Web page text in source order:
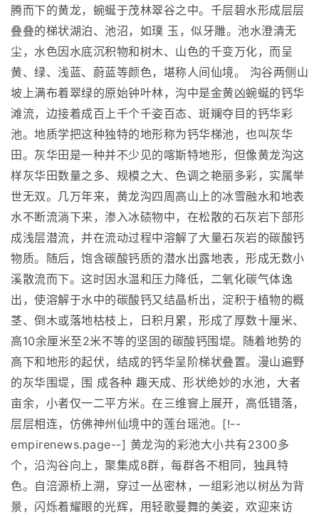
腾而下的黄龙，蜿蜒于茂林翠谷之中。千层碧水形成层层
叠叠的梯状湖泊、池沼，如璞 玉，似牙雕。池水澄清无
尘，水色因水底沉积物和树木、山色的千变万化，而呈
黄、绿、浅蓝、蔚蓝等颜色，堪称人间仙境。 沟谷两侧山
坡上满布着翠绿的原始钟叶林，沟中是金黄凶蜿蜒的钙华
滩流，边接着成百上千个千姿百态、斑斓夺目的钙华彩
池。地质学把这种独特的地形称为钙华梯池，也叫灰华
田。灰华田是一种并不少见的喀斯特地形，但像黄龙沟这
样灰华田数量之多、规模之大、色调之艳丽多彩，实属举
世无双。几万年来，黄龙沟四周高山上的冰雪融水和地表
水不断流淌下来，渗入冰碛物中，在松散的石灰岩下部形
成浅层潜流，并在流动过程中溶解了大量石灰岩的碳酸钙
物质。随后，饱含碳酸钙质的潜水出露地表，形成无数小
溪散流而下。这时因水温和压力降低，二氧化碳气体逸
出，使溶解于水中的碳酸钙又结晶析出，淀积于植物的概
茎、倒木或落地枯枝上，日积月累，形成了厚数十厘米、
高10余厘米至2米不等的坚固的碳酸钙围堤。随着地势的
高下和地形的起伏，结成的钙华呈阶梯状叠置。漫山遍野
的灰华围堤，围 成各种 趣天成、形状绝妙的水池，大者
亩余，小者仅一二平方米。在三维窨上展开，高低错落，
层层相连，仿佛神州仙境中的莲台瑶池。[!--
empirenews.page--] 黄龙沟的彩池大小共有2300多
个，沿沟谷向上，聚集成8群，每群各不相同，独具特
色。自涪源桥上溯，穿过一丛密林，一组彩池以树丛为背
景，闪烁着耀眼的光辉，用轻歌曼舞的美姿，欢迎来访